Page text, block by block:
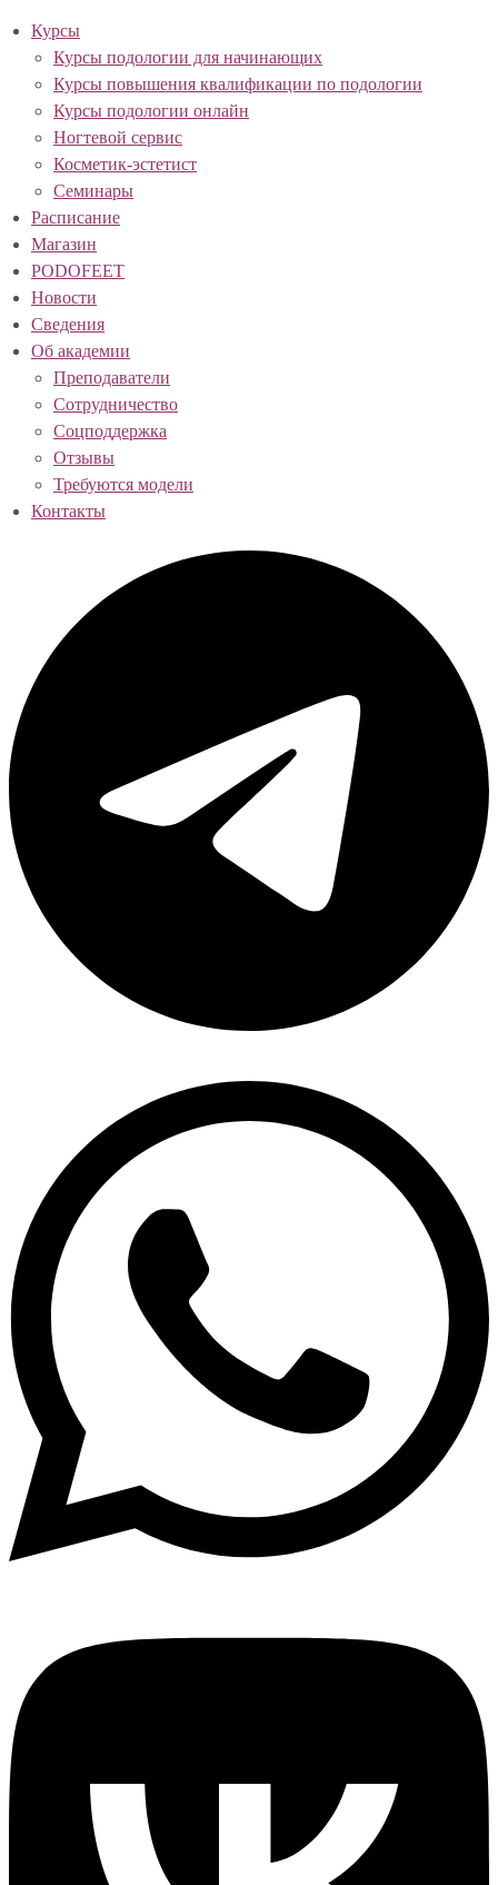
Курсы
Курсы подологии для начинающих
Курсы повышения квалификации по подологии
Курсы подологии онлайн
Ногтевой сервис
Косметик-эстетист
Семинары
Расписание
Магазин
PODOFEET
Новости
Сведения
Об академии
Преподаватели
Сотрудничество
Соцподдержка
Отзывы
Требуются модели
Контакты